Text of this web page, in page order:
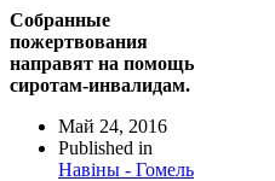
Собранные
пожертвования
направят на помощь
сиротам-инвалидам.
Май 24, 2016
Published in
Навіны - Гомель